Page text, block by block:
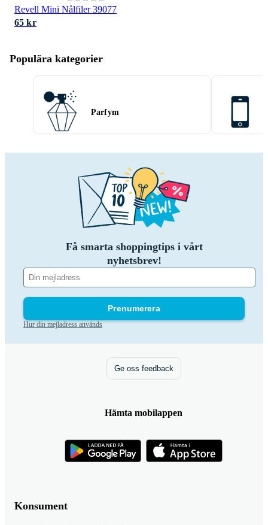
Revell Mini Nålfiler 39077
65 kr
Populära kategorier
Parfym
Få smarta shoppingtips i vårt
nyhetsbrev!
Prenumerera
Hur din mejladress används
Konsument
Ge oss feedback
Hämta mobilappen